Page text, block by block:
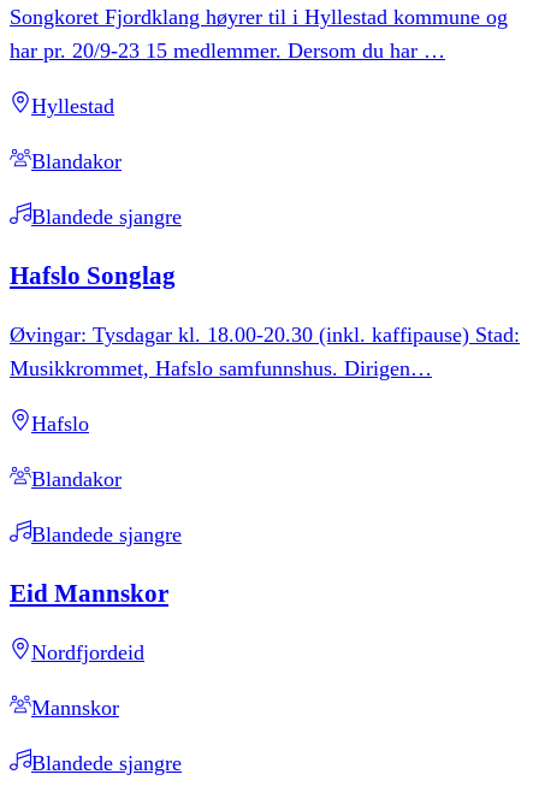
Songkoret Fjordklang høyrer til i Hyllestad kommune og
har pr. 20/9-23 15 medlemmer. Dersom du har …
Hyllestad
Blandakor
Blandede sjangre
Hafslo Songlag
Øvingar: Tysdagar kl. 18.00-20.30 (inkl. kaffipause) Stad:
Musikkrommet, Hafslo samfunnshus. Dirigen…
Hafslo
Blandakor
Blandede sjangre
Eid Mannskor
Nordfjordeid
Mannskor
Blandede sjangre